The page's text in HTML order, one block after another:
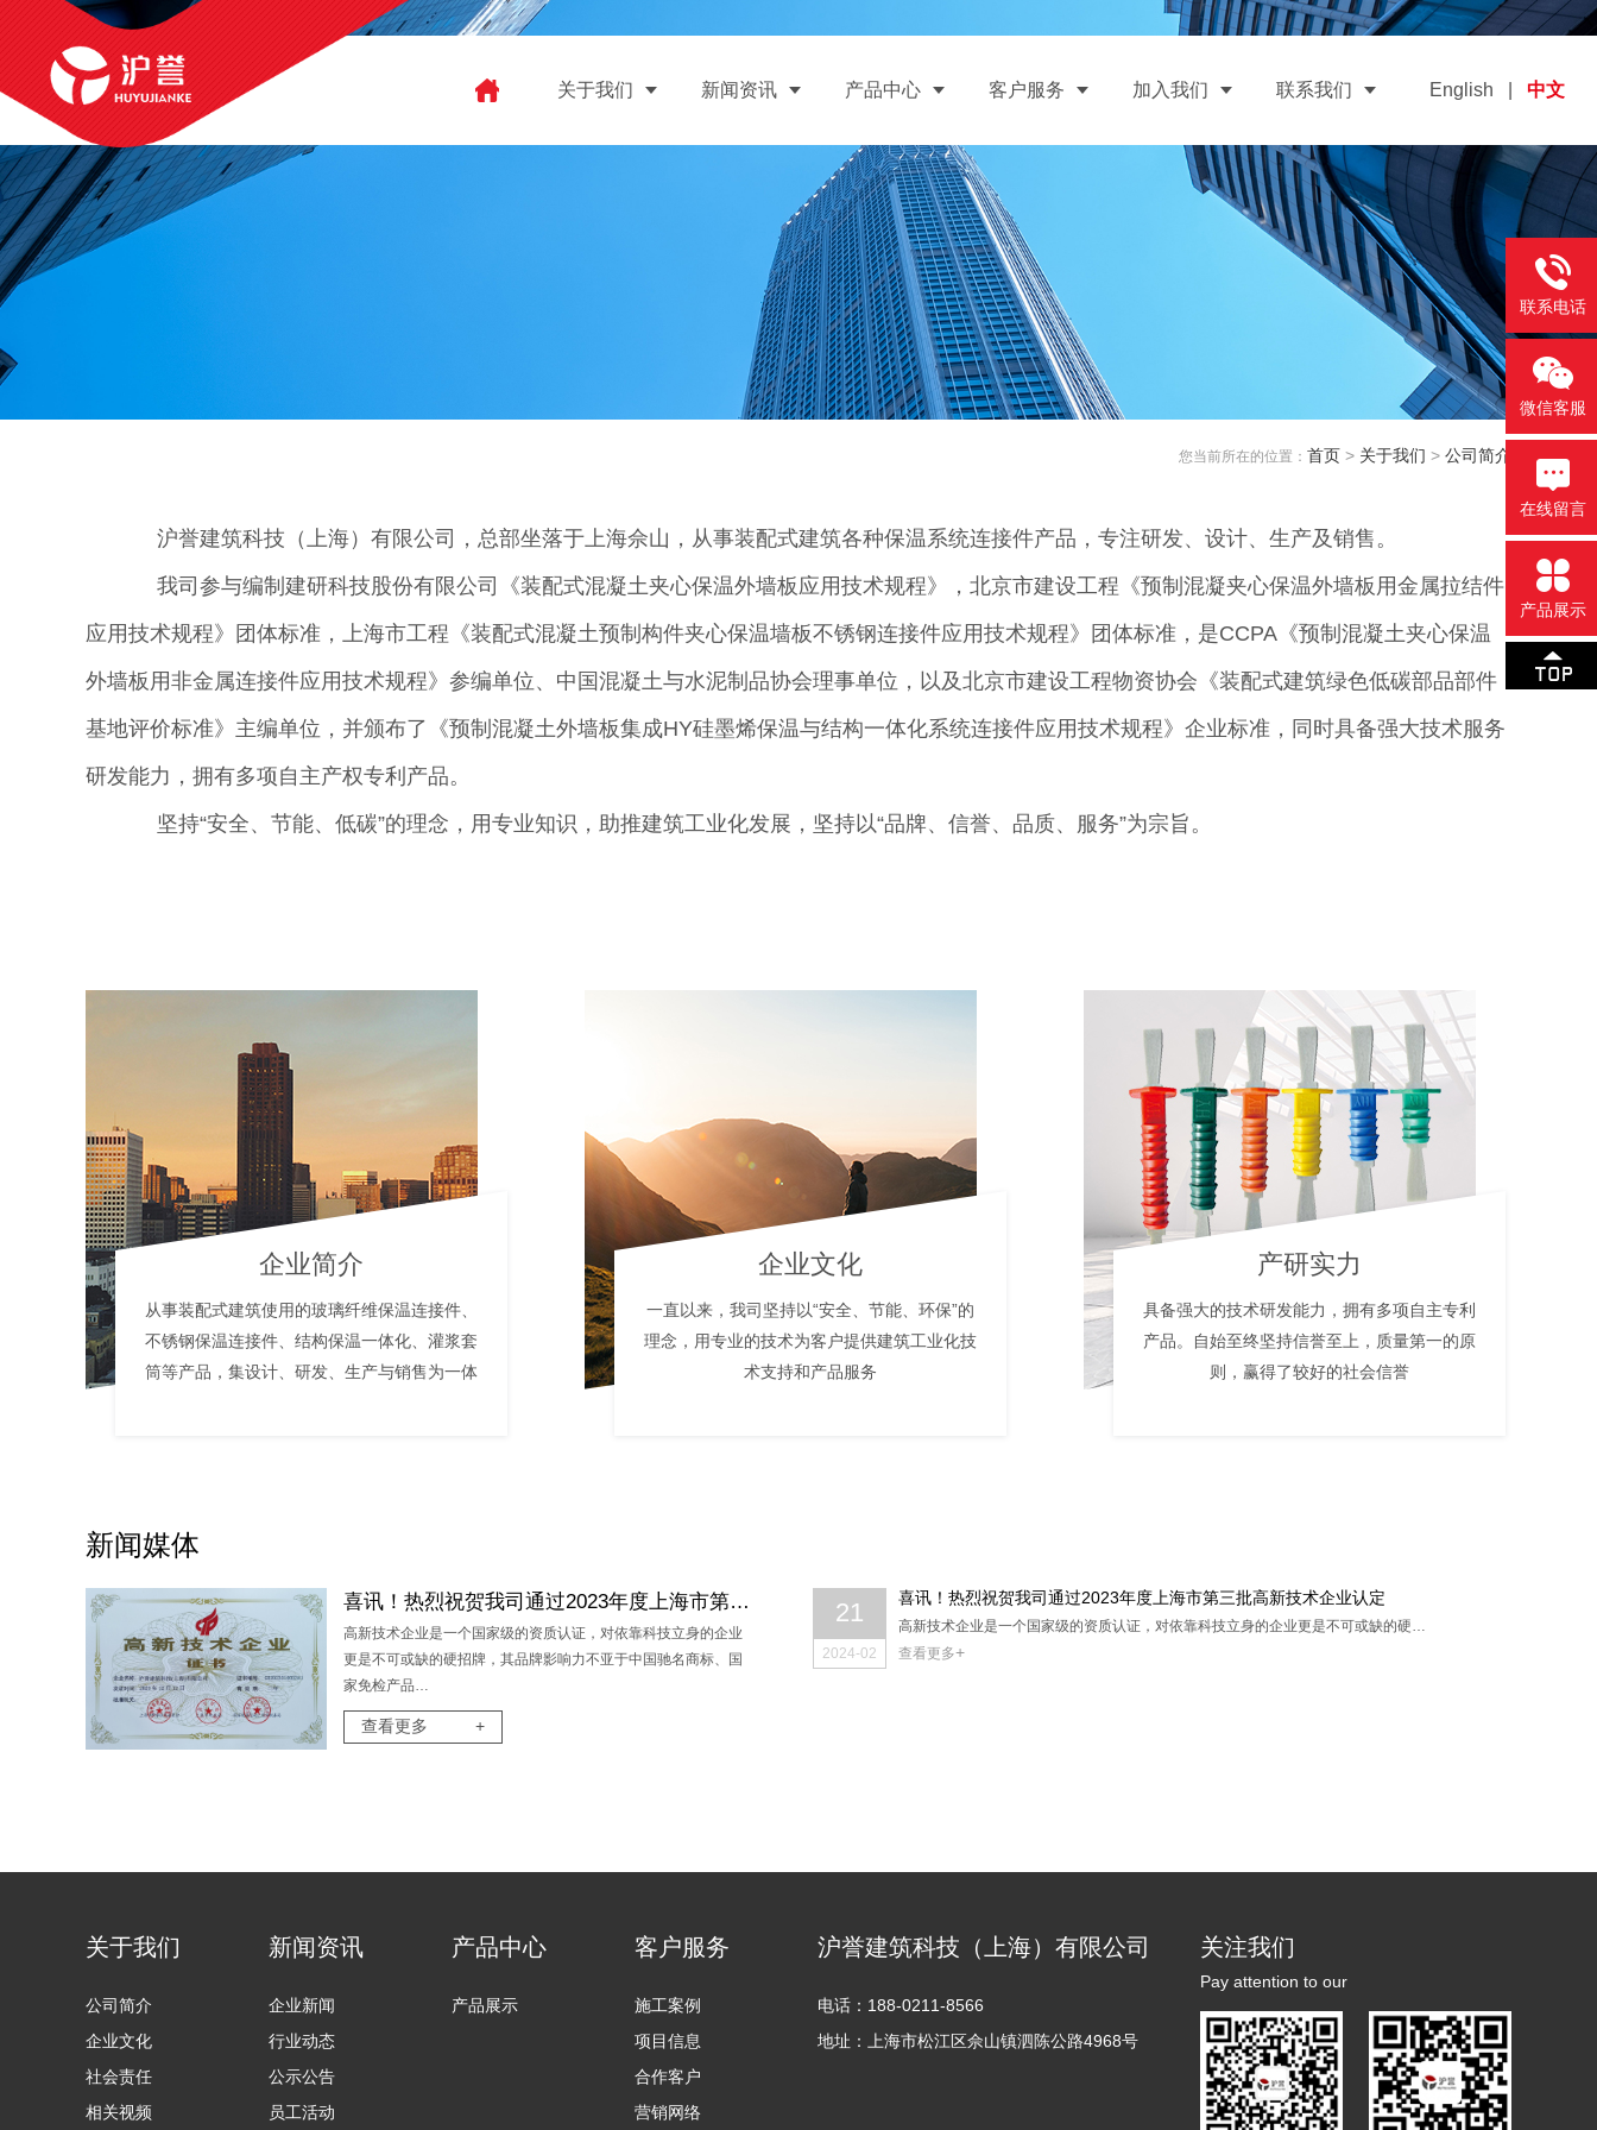
English 中文
关于我们 新闻资讯 产品中心 客户服务 加入我们 联系我们
您当前所在的位置： 首页 > 关于我们 > 公司简介
沪誉建筑科技（上海）有限公司，总部坐落于上海佘山，从事装配式建筑各种保温系统连接件产品，专注研发、设计、生产及销售。
我司参与编制建研科技股份有限公司《装配式混凝土夹心保温外墙板应用技术规程》，北京市建设工程《预制混凝夹心保温外墙板用金属拉结件
应用技术规程》团体标准，上海市工程《装配式混凝土预制构件夹心保温墙板不锈钢连接件应用技术规程》团体标准，是CCPA《预制混凝土夹心保温
外墙板用非金属连接件应用技术规程》参编单位、中国混凝土与水泥制品协会理事单位，以及北京市建设工程物资协会《装配式建筑绿色低碳部品部件
基地评价标准》主编单位，并颁布了《预制混凝土外墙板集成HY硅墨烯保温与结构一体化系统连接件应用技术规程》企业标准，同时具备强大技术服务
研发能力，拥有多项自主产权专利产品。
坚持“安全、节能、低碳”的理念，用专业知识，助推建筑工业化发展，坚持以“品牌、信誉、品质、服务”为宗旨。
企业简介
从事装配式建筑使用的玻璃纤维保温连接件、
不锈钢保温连接件、结构保温一体化、灌浆套
筒等产品，集设计、研发、生产与销售为一体
企业文化
一直以来，我司坚持以“安全、节能、环保”的
理念，用专业的技术为客户提供建筑工业化技
术支持和产品服务
产研实力
具备强大的技术研发能力，拥有多项自主专利
产品。自始至终坚持信誉至上，质量第一的原
则，赢得了较好的社会信誉
新闻媒体
喜讯！热烈祝贺我司通过2023年度上海市第三批高新技术企业认定
高新技术企业是一个国家级的资质认证，对依靠科技立身的企业
更是不可或缺的硬招牌，其品牌影响力不亚于中国驰名商标、国
家免检产品…
查看更多 +
21
2024-02
喜讯！热烈祝贺我司通过2023年度上海市第三批高新技术企业认定
高新技术企业是一个国家级的资质认证，对依靠科技立身的企业更是不可或缺的硬…
查看更多+
关于我们
公司简介
企业文化
社会责任
相关视频
新闻资讯
企业新闻
行业动态
公示公告
员工活动
产品中心
产品展示
客户服务
施工案例
项目信息
合作客户
营销网络
沪誉建筑科技（上海）有限公司
电话：188-0211-8566
地址：上海市松江区佘山镇泗陈公路4968号
关注我们
Pay attention to our
联系电话
微信客服
在线留言
产品展示